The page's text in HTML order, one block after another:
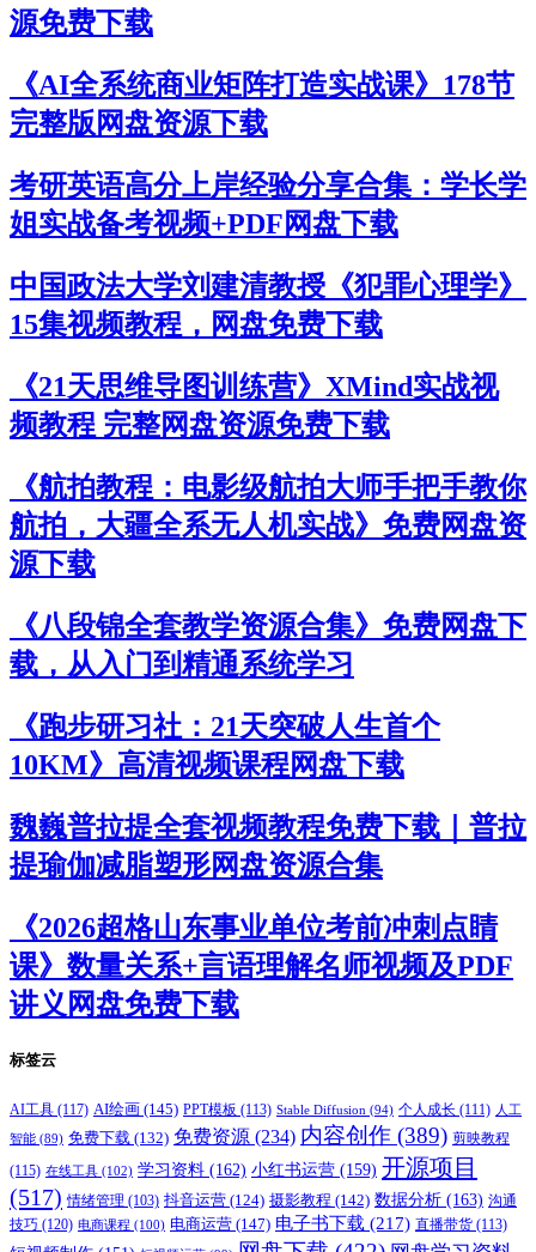
源免费下载
《AI全系统商业矩阵打造实战课》178节
完整版网盘资源下载
考研英语高分上岸经验分享合集：学长学
姐实战备考视频+PDF网盘下载
中国政法大学刘建清教授《犯罪心理学》
15集视频教程，网盘免费下载
《21天思维导图训练营》XMind实战视
频教程 完整网盘资源免费下载
《航拍教程：电影级航拍大师手把手教你
航拍，大疆全系无人机实战》免费网盘资
源下载
《八段锦全套教学资源合集》免费网盘下
载，从入门到精通系统学习
《跑步研习社：21天突破人生首个
10KM》高清视频课程网盘下载
魏巍普拉提全套视频教程免费下载｜普拉
提瑜伽减脂塑形网盘资源合集
《2026超格山东事业单位考前冲刺点睛
课》数量关系+言语理解名师视频及PDF
讲义网盘免费下载
标签云
AI工具 (117) AI绘画 (145) PPT模板 (113) Stable Diffusion (94) 个人成长 (111) 人工
智能 (89) 免费下载 (132) 免费资源 (234) 内容创作 (389) 剪映教程
(115) 在线工具 (102) 学习资料 (162) 小红书运营 (159) 开源项目
(517) 情绪管理 (103) 抖音运营 (124) 摄影教程 (142) 数据分析 (163) 沟通
技巧 (120) 电商课程 (100) 电商运营 (147) 电子书下载 (217) 直播带货 (113)